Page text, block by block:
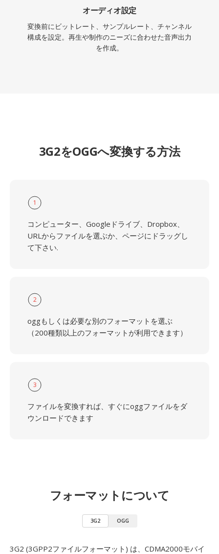
オーディオ設定
変換前にビットレート、サンプルレート、チャンネル
構成を設定。再生や制作のニーズに合わせた音声出力
を作成。
3G2をOGGへ変換する方法
1
コンピューター、Googleドライブ、Dropbox、
URLからファイルを選ぶか、ページにドラッグし
て下さい.
2
oggもしくは必要な別のフォーマットを選ぶ
（200種類以上のフォーマットが利用できます）
3
ファイルを変換すれば、すぐにoggファイルをダ
ウンロードできます
フォーマットについて
3G2 OGG
3G2 (3GPP2ファイルフォーマット) は、CDMA2000モバイ